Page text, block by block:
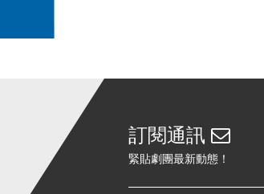
訂閱通訊
緊貼劇團最新動態！